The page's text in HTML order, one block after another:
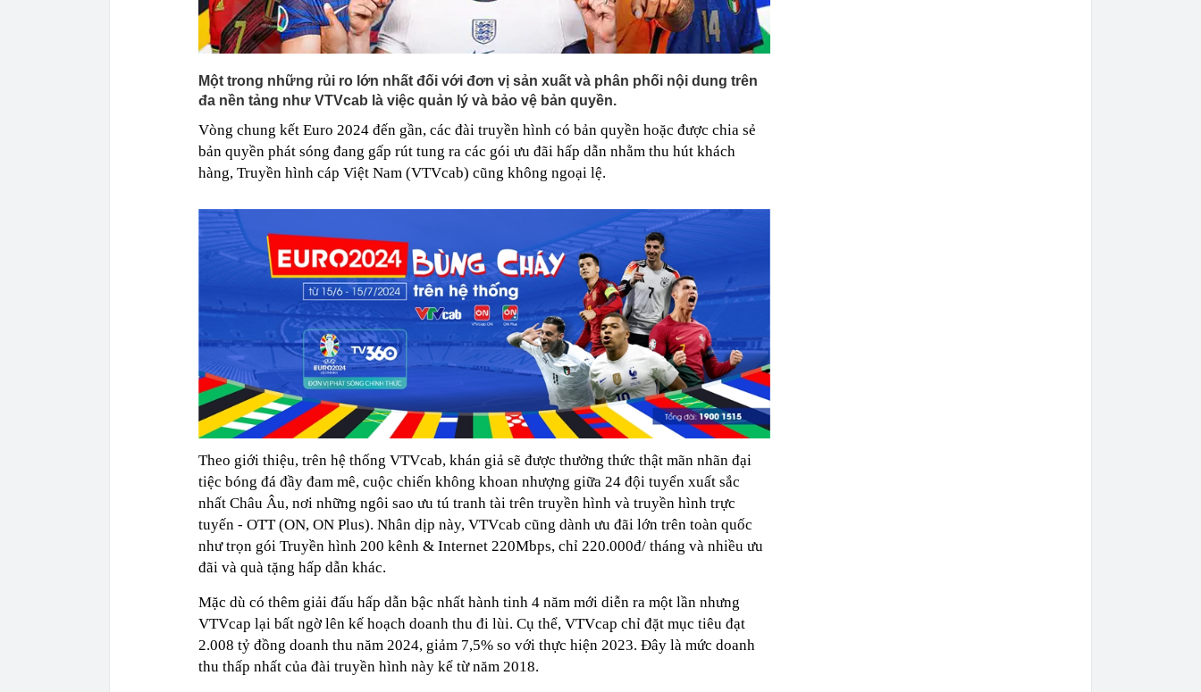
Một trong những rủi ro lớn nhất đối với đơn vị sản xuất và phân phối nội dung trên
đa nền tảng như VTVcab là việc quản lý và bảo vệ bản quyền.
Vòng chung kết Euro 2024 đến gần, các đài truyền hình có bản quyền hoặc được chia sẻ
bản quyền phát sóng đang gấp rút tung ra các gói ưu đãi hấp dẫn nhằm thu hút khách
hàng, Truyền hình cáp Việt Nam (VTVcab) cũng không ngoại lệ.
Theo giới thiệu, trên hệ thống VTVcab, khán giả sẽ được thưởng thức thật mãn nhãn đại
tiệc bóng đá đầy đam mê, cuộc chiến không khoan nhượng giữa 24 đội tuyển xuất sắc
nhất Châu Âu, nơi những ngôi sao ưu tú tranh tài trên truyền hình và truyền hình trực
tuyến - OTT (ON, ON Plus). Nhân dịp này, VTVcab cũng dành ưu đãi lớn trên toàn quốc
như trọn gói Truyền hình 200 kênh & Internet 220Mbps, chỉ 220.000đ/ tháng và nhiều ưu
đãi và quà tặng hấp dẫn khác.
Mặc dù có thêm giải đấu hấp dẫn bậc nhất hành tinh 4 năm mới diễn ra một lần nhưng
VTVcap lại bất ngờ lên kế hoạch doanh thu đi lùi. Cụ thể, VTVcap chỉ đặt mục tiêu đạt
2.008 tỷ đồng doanh thu năm 2024, giảm 7,5% so với thực hiện 2023. Đây là mức doanh
thu thấp nhất của đài truyền hình này kể từ năm 2018.